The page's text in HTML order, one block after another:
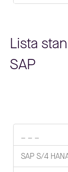
Lista
SAP
SAP S/4